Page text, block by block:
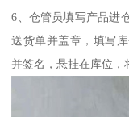
6、仓管员填写产品进
送货单并盖章，填写
并签名，悬挂在库位，